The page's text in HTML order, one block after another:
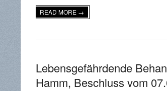
READ MORE →
Lebensgefährdende
Hamm, Beschluss vom